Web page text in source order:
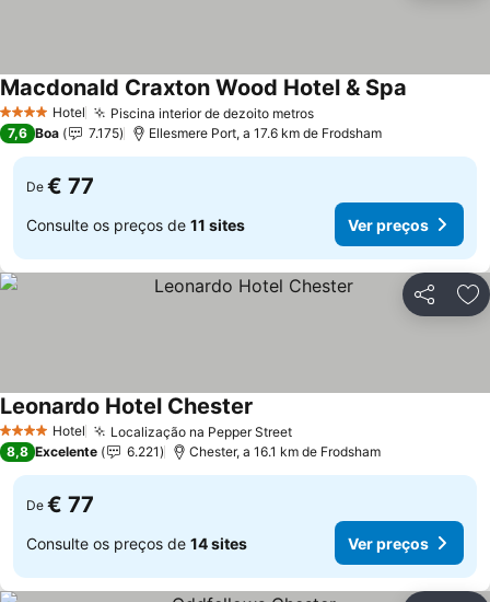
4 EstrelasHotel Piscina interior de dezoito metrosVer preços
Macdonald Craxton Wood Hotel & Spa
7,6 Boa 7.175 Ellesmere Port, a 17.6 km de Frodsham
De € 77
Consulte os preços de 11 sites Ver preços
Partilhar
4 EstrelasHotel Localização na Pepper StreetVer preços
Leonardo Hotel Chester
8,8 Excelente 6.221 Chester, a 16.1 km de Frodsham
De € 77
Consulte os preços de 14 sites Ver preços